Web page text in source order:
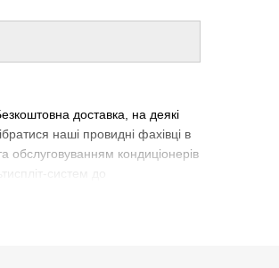
доставка, на деякі
наші провидні фахівці в
кондиціонерів
систем до